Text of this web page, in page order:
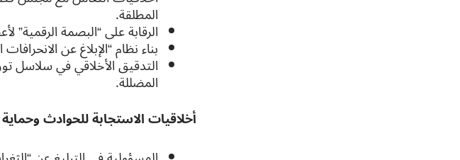
المطلقة.
الرقابة على “البصمة الرقمية”
بناء نظام “الإبلاغ عن
التدقيق الأخلاقي في سلاسل
المضللة.
أخلاقيات الاستجابة للحوادث